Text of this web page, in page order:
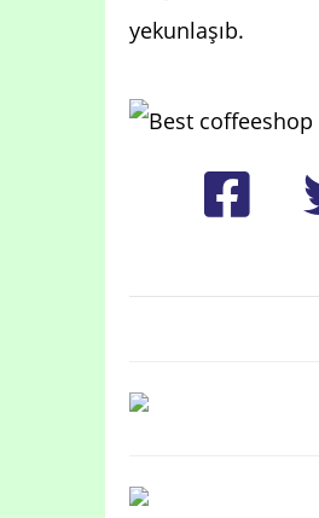
yekunlaşıb.